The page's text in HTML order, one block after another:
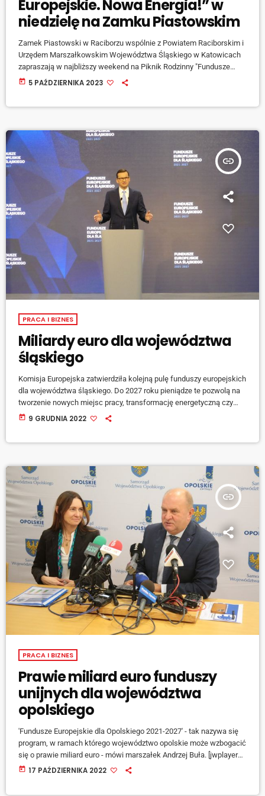
Europejskie. Nowa Energia!” w
niedzielę na Zamku Piastowskim
Zamek Piastowski w Raciborzu wspólnie z Powiatem Raciborskim i
Urzędem Marszałkowskim Województwa Śląskiego w Katowicach
zapraszają w najbliższy weekend na Piknik Rodzinny "Fundusze
Europejskie. Nowa Energia!". Odbędzie się on na dziedzińcu
pikniku na seniorów czekać będzie strefa zdrowia. [jwplayer […]
today 5 PAŹDZIERNIKA 2023
insert_link
PRACA I BIZNES
Miliardy euro dla województwa
śląskiego
Komisja Europejska zatwierdziła kolejną pulę funduszy europejskich
dla województwa śląskiego. Do 2027 roku pieniądze te pozwolą na
tworzenie nowych miejsc pracy, transformację energetyczną czy
unowocześnienie systemów transportu - mówił wczoraj (8.12) w
Wszystkie 16 programów regionalnych dla Polski […]
today 9 GRUDNIA 2022
insert_link
PRACA I BIZNES
Prawie miliard euro funduszy
unijnych dla województwa
opolskiego
'Fundusze Europejskie dla Opolskiego 2021-2027' - tak nazywa się
program, w ramach którego województwo opolskie może wzbogacić
się o prawie miliard euro - mówi marszałek Andrzej Buła. [jwplayer
mediaid="135079"] W tym rozdaniu najbardziej punktowane będą
today 17 PAŹDZIERNIKA 2022